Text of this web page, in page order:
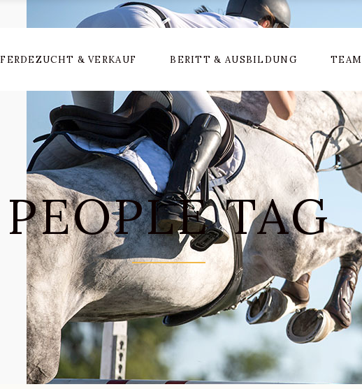
& VERKAUF BERITT & AUSBILDUNG TEAM
PEOPLE TAG